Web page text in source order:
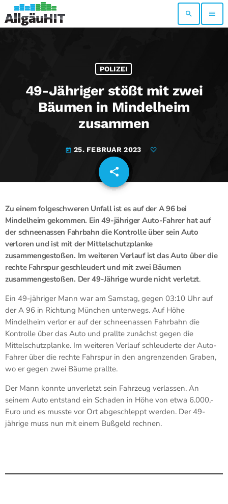
search menu
POLIZEI
49-Jähriger stößt mit zwei
Bäumen in Mindelheim
zusammen
today 25. FEBRUAR 2023
share
email
Zu einem folgeschweren Unfall ist es auf der A 96 bei
Mindelheim gekommen. Ein 49-jähriger Auto-Fahrer hat auf
der schneenassen Fahrbahn die Kontrolle über sein Auto
verloren und ist mit der Mittelschutzplanke
zusammengestoßen. Im weiteren Verlauf ist das Auto über die
rechte Fahrspur geschleudert und mit zwei Bäumen
zusammengestoßen. Der 49-Jährige wurde nicht verletzt.
Ein 49-jähriger Mann war am Samstag, gegen 03:10 Uhr auf
der A 96 in Richtung München unterwegs. Auf Höhe
Mindelheim verlor er auf der schneenassen Fahrbahn die
Kontrolle über das Auto und prallte zunächst gegen die
Mittelschutzplanke. Im weiteren Verlauf schleuderte der Auto-
Fahrer über die rechte Fahrspur in den angrenzenden Graben,
wo er gegen zwei Bäume prallte.
Der Mann konnte unverletzt sein Fahrzeug verlassen. An
seinem Auto entstand ein Schaden in Höhe von etwa 6.000,-
Euro und es musste vor Ort abgeschleppt werden. Der 49-
jährige muss nun mit einem Bußgeld rechnen.